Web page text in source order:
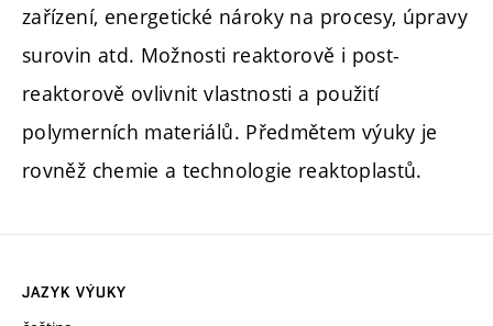
zařízení, energetické nároky na procesy, úpravy
surovin atd. Možnosti reaktorově i post-
reaktorově ovlivnit vlastnosti a použití
polymerních materiálů. Předmětem výuky je
rovněž chemie a technologie reaktoplastů.
JAZYK VÝUKY